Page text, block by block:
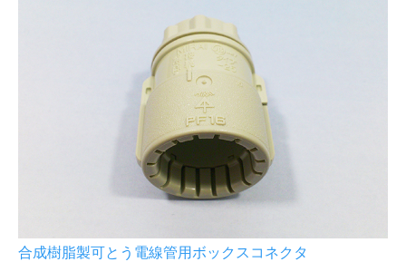
合成樹脂製可とう電線管用ボックスコネクタ